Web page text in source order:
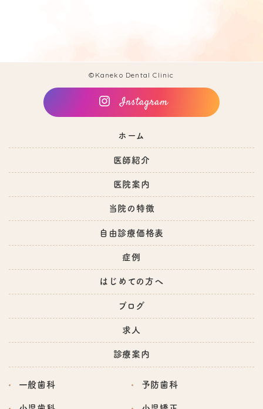
©Kaneko Dental Clinic
ホーム
医師紹介
医院案内
当院の特徴
自由診療価格表
症例
はじめての方へ
ブログ
求人
診療案内
一般歯科 予防歯科